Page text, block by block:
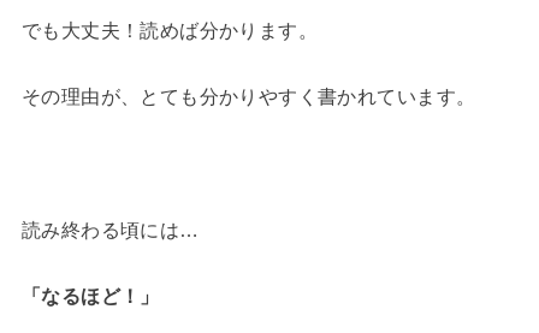
でも大丈夫！読めば分かります。
その理由が、とても分かりやすく書かれています。
読み終わる頃には…
「なるほど！」